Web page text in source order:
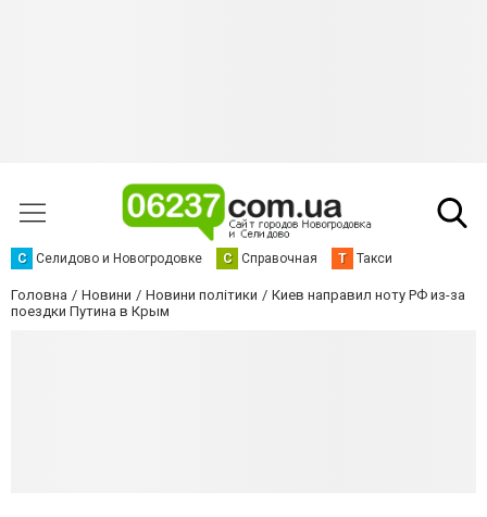
С Селидово и Новогродовке С Справочная Т Такси
Головна Новини Новини політики
Киев направил ноту РФ из-за
поездки Путина в Крым